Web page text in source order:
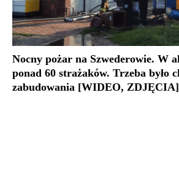
Nocny pożar na Szwederowie. W
ponad 60 strażaków. Trzeba było
zabudowania [WIDEO, ZDJĘCIA]